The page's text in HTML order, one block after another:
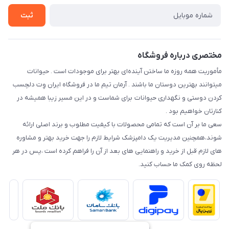
شرایط ارسال رایگان
ثبت
مختصری درباره فروشگاه
مأموریت همه روزه ما ساختن آینده‌ای بهتر برای موجودات است . حیوانات
میتوانند بهترین دوستان ما باشند . آرمان تیم ما در فروشگاه ایران وِت دلچسب
کردن دوستی و نگهداری حیوانات برای شماست و در این مسیر زیبا همیشه در
کنارتان خواهیم بود .
سعی ما بر آن است که تمامی محصولات با کیفیت مطلوب و برند اصلی ارائه
شوند،همچنین مدیریت یک دامپزشک شرایط لازم را جهت خرید بهتر و مشاوره
های لازم قبل از خرید و راهنمایی های بعد از آن را فراهم کرده است ،پس در هر
لحظه روی کمک ما حساب کنید.